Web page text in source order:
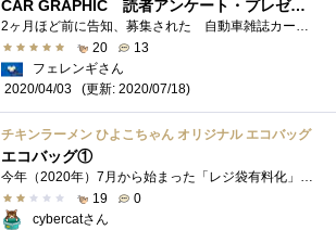
CAR GRAPHIC 読者アンケート・プレゼントに当選 イラストの中に１台 知らないクルマがあります どなたか 教えてちょそして車名が判明
2ヶ月ほど前に告知、募集された 自動車雑誌カーグラフィックの読者アンケート この5月号で まる40年間 購読を継続しているので その思い�...
20
13
フェレンギさん
2020/04/03
(更新: 2020/07/18)
チキンラーメン ひよこちゃん オリジナル エコバッグ
エコバッグ①
今年（2020年）7月から始まった「レジ袋有料化」。 ゴミ袋にレジ袋は使えない地区なので、レジ袋はもらってもゴミにしかならないこともあり、�...
19
0
cybercatさん